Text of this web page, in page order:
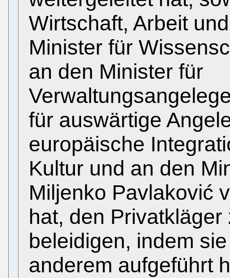
Wirtschaft, Arbeit
Minister für
an den Minister für
für auswärtige
europäische
Kultur und an den
Miljenko Pavlaković
hat, den
beleidigen, indem
anderem aufgeführt